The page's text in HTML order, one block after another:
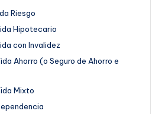
Riesgo
Hipotecario
con Invalidez
Ahorro (o Seguro de Ahorro e
Mixto